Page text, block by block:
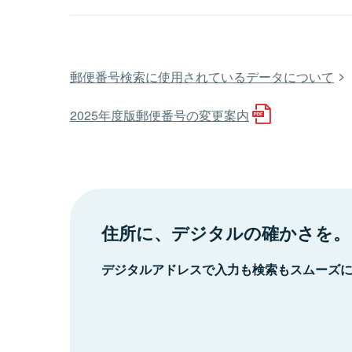
郵便番号検索に使用されているデータについて
2025年度版郵便番号の変更案内
住所に、デジタルの確かさを。
デジタルアドレスで入力も検索もスムーズ